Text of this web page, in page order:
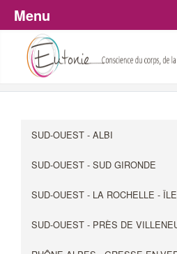
SUD-OUEST - ALBI
SUD-OUEST - SUD GIRONDE
SUD-OUEST - LA ROCHELLE -
SUD-OUEST - PRÈS DE
Menu